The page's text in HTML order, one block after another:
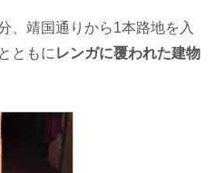
、靖国通りから1本路地を入
ともに レンガに覆われた建物